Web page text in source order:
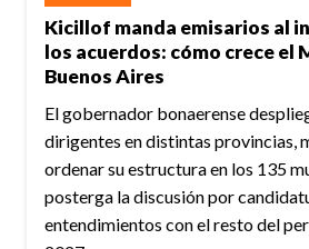
Kicillof manda emisarios al
los acuerdos: cómo crece el
Buenos Aires
El gobernador bonaerense
dirigentes en distintas provincias,
ordenar su estructura en los 135
posterga la discusión por
entendimientos con el resto del